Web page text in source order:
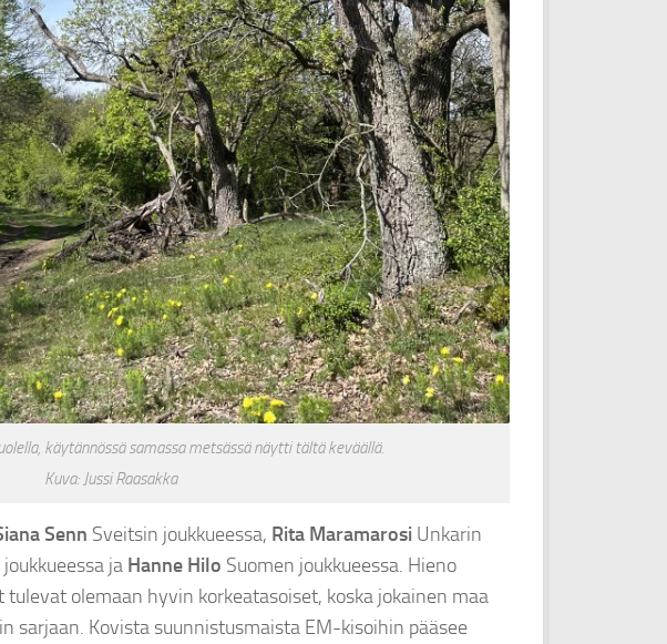
käytännössä samassa metsässä näytti tältä keväällä.
Kuva: Jussi Raasakka
Senn Sveitsin joukkueessa, Rita Maramarosi Unkarin
joukkueessa ja Hanne Hilo Suomen joukkueessa. Hieno
tulevat olemaan hyvin korkeatasoiset, koska jokainen maa
sarjaan. Kovista suunnistusmaista EM-kisoihin pääsee